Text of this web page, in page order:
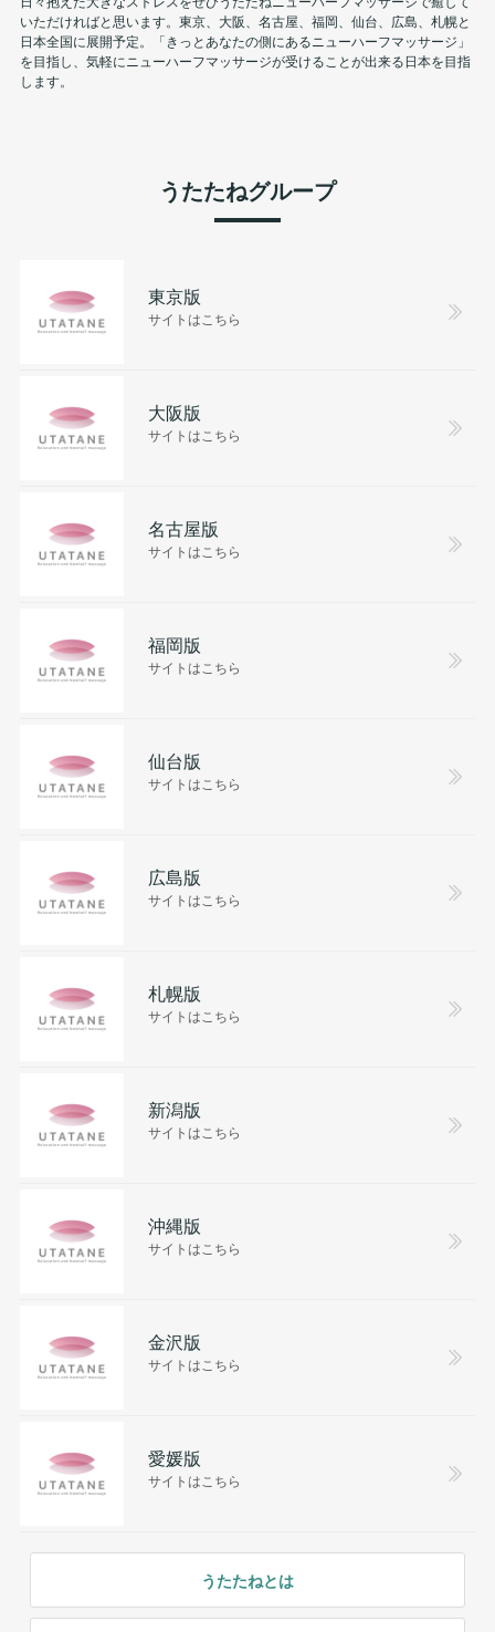
いただければと思います。東京、大阪、名古屋、福岡、仙台、広島、札幌と
日本全国に展開予定。「きっとあなたの側にあるニューハーフマッサージ」
を目指し、気軽にニューハーフマッサージが受けることが出来る日本を目指
します。
うたたねグループ
東京版
サイトはこちら
大阪版
サイトはこちら
名古屋版
サイトはこちら
福岡版
サイトはこちら
仙台版
サイトはこちら
広島版
サイトはこちら
札幌版
サイトはこちら
新潟版
サイトはこちら
沖縄版
サイトはこちら
金沢版
サイトはこちら
愛媛版
サイトはこちら
うたたねとは